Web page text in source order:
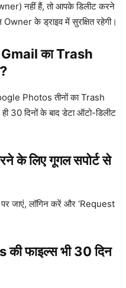
नहीं हैं, तो आपके डिलीट करने
के ड्राइव में सुरक्षित रहेगी।
का Trash
Photos तीनों का Trash
30 दिनों के बाद डेटा ऑटो-डिलीट
के लिए गूगल सपोर्ट से
पर जाएं, लॉगिन करें और ‘Request
फाइल्स भी 30 दिन